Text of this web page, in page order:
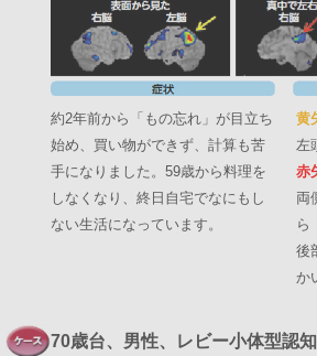
約2年前から「もの忘れ」が目立ち
始め、買い物ができず、計算も苦
手になりました。59歳から料理を
しなくなり、終日自宅でなにもし
ない生活になっています。
黄
左
赤
両
ら
後
か
70歳台、男性、レビー小体型認